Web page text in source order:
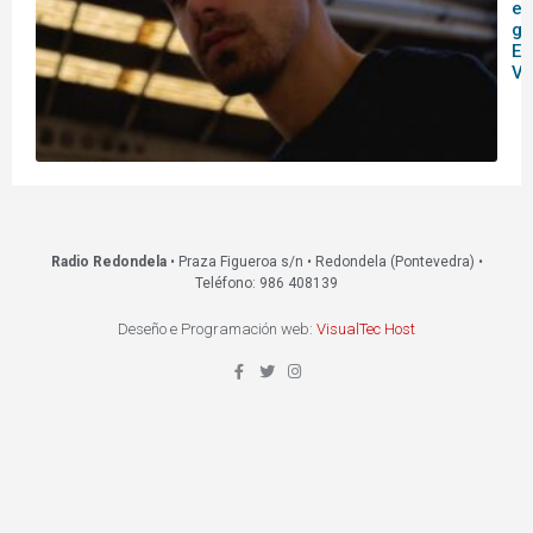
en
Radio Redondela• Praza Figueroa s/n • Redondela (Pontevedra) •
Teléfono: 986 408139
Deseño e Programación web: VisualTec Host